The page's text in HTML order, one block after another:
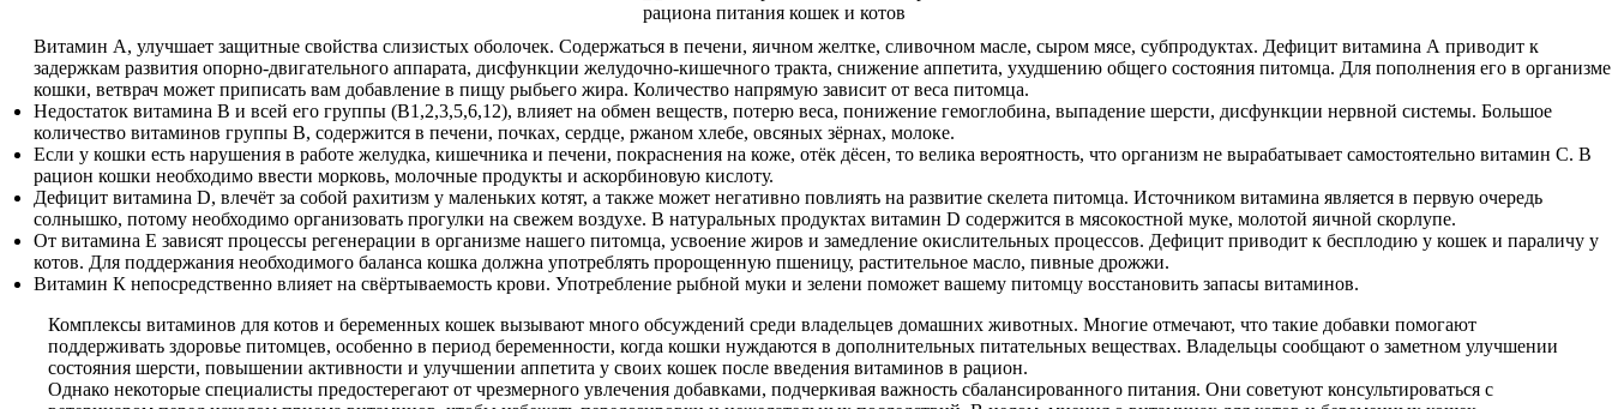
Витамин А, улучшает защитные свойства слизистых оболочек. Содержаться в печени, яичном желтке, сливочном масле, сыром мясе, субпродуктах. Дефицит витамина А приводит к
задержкам развития опорно-двигательного аппарата, дисфункции желудочно-кишечного тракта, снижение аппетита, ухудшению общего состояния питомца. Для пополнения его в организме
кошки, ветврач может приписать вам добавление в пищу рыбьего жира. Количество напрямую зависит от веса питомца.
Недостаток витамина В и всей его группы (В1,2,3,5,6,12), влияет на обмен веществ, потерю веса, понижение гемоглобина, выпадение шерсти, дисфункции нервной системы. Большое
количество витаминов группы В, содержится в печени, почках, сердце, ржаном хлебе, овсяных зёрнах, молоке.
Если у кошки есть нарушения в работе желудка, кишечника и печени, покраснения на коже, отёк дёсен, то велика вероятность, что организм не вырабатывает самостоятельно витамин С. В
рацион кошки необходимо ввести морковь, молочные продукты и аскорбиновую кислоту.
Дефицит витамина D, влечёт за собой рахитизм у маленьких котят, а также может негативно повлиять на развитие скелета питомца. Источником витамина является в первую очередь
солнышко, потому необходимо организовать прогулки на свежем воздухе. В натуральных продуктах витамин D содержится в мясокостной муке, молотой яичной скорлупе.
От витамина Е зависят процессы регенерации в организме нашего питомца, усвоение жиров и замедление окислительных процессов. Дефицит приводит к бесплодию у кошек и параличу у
котов. Для поддержания необходимого баланса кошка должна употреблять пророщенную пшеницу, растительное масло, пивные дрожжи.
Витамин К непосредственно влияет на свёртываемость крови. Употребление рыбной муки и зелени поможет вашему питомцу восстановить запасы витаминов.
Комплексы витаминов для котов и беременных кошек вызывают много обсуждений среди владельцев домашних животных. Многие отмечают, что такие добавки помогают
поддерживать здоровье питомцев, особенно в период беременности, когда кошки нуждаются в дополнительных питательных веществах. Владельцы сообщают о заметном улучшении
состояния шерсти, повышении активности и улучшении аппетита у своих кошек после введения витаминов в рацион.
Однако некоторые специалисты предостерегают от чрезмерного увлечения добавками, подчеркивая важность сбалансированного питания. Они советуют консультироваться с